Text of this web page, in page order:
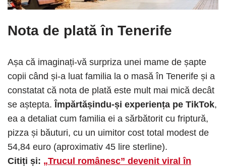
Nota de plată în Tenerife
Așa că imaginați-vă surpriza unei mame de șapte
copii când și-a luat familia la o masă în Tenerife și a
constatat că nota de plată este mult mai mică decât
se aștepta. Împărtășindu-și experiența pe TikTok,
ea a detaliat cum familia ei a sărbătorit cu friptură,
pizza și băuturi, cu un uimitor cost total modest de
54,84 euro (aproximativ 45 lire sterline).
Citiți și: „Trucul românesc” devenit viral în